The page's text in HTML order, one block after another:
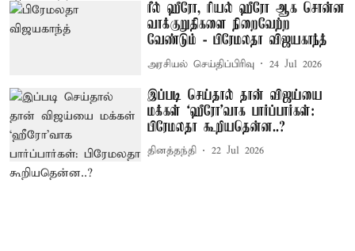
ரீல் ஹீரோ, ரியல் ஹீரோ ஆக சொன்ன
வாக்குறுதிகளை நிறைவேற்ற
வேண்டும் - பிரேமலதா விஜயகாந்த்
அரசியல் செய்திப்பிரிவு 24 Jul 2026
இப்படி செய்தால் தான் விஜய்யை
மக்கள் ‘ஹீரோ’வாக பார்ப்பார்கள்:
பிரேமலதா கூறியதென்ன..?
தினத்தந்தி 22 Jul 2026